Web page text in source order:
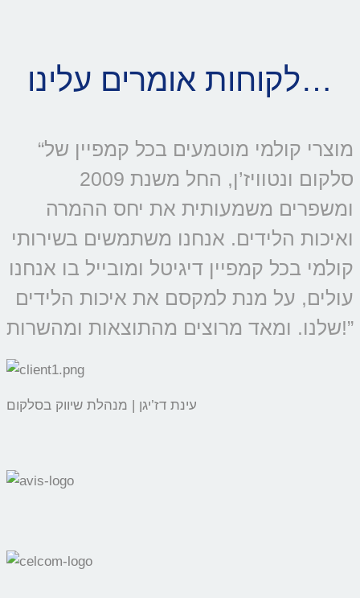
לקוחות אומרים עלינו…
“מוצרי קולמי מוטמעים בכל קמפיין של
סלקום ונטוויז’ן, החל משנת 2009
ומשפרים משמעותית את יחס ההמרה
ואיכות הלידים. אנחנו משתמשים בשירותי
קולמי בכל קמפיין דיגיטל ומובייל בו אנחנו
עולים, על מנת למקסם את איכות הלידים
שלנו. ומאד מרוצים מהתוצאות ומהשרות!”
עינת דז’יגן | מנהלת שיווק בסלקום